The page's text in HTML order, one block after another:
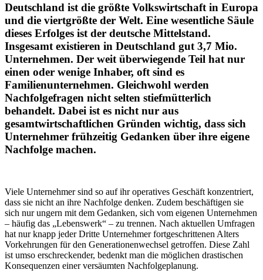
Deutschland ist die größte Volkswirtschaft in Europa
und die viertgrößte der Welt. Eine wesentliche Säule
dieses Erfolges ist der deutsche Mittelstand.
Insgesamt existieren in Deutschland gut 3,7 Mio.
Unternehmen. Der weit überwiegende Teil hat nur
einen oder wenige Inhaber, oft sind es
Familienunternehmen. Gleichwohl werden
Nachfolgefragen nicht selten stiefmütterlich
behandelt. Dabei ist es nicht nur aus
gesamtwirtschaftlichen Gründen wichtig, dass sich
Unternehmer frühzeitig Gedanken über ihre eigene
Nachfolge machen.
Viele Unternehmer sind so auf ihr operatives Geschäft konzentriert,
dass sie nicht an ihre Nachfolge denken. Zudem beschäftigen sie
sich nur ungern mit dem Gedanken, sich vom eigenen Unternehmen
– häufig das „Lebenswerk“ – zu trennen. Nach aktuellen Umfragen
hat nur knapp jeder Dritte Unternehmer fortgeschrittenen Alters
Vorkehrungen für den Generationenwechsel getroffen. Diese Zahl
ist umso erschreckender, bedenkt man die möglichen drastischen
Konsequenzen einer versäumten Nachfolgeplanung.